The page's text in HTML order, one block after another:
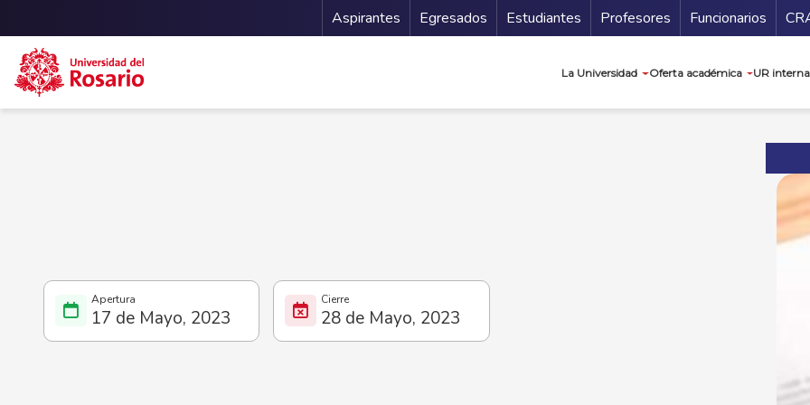
Menu Secundario
Aspirantes Egresados Estudiantes Profesores Funcionarios
La Universidad Oferta académica UR
17 de Mayo, 2023 28 de Mayo, 2023